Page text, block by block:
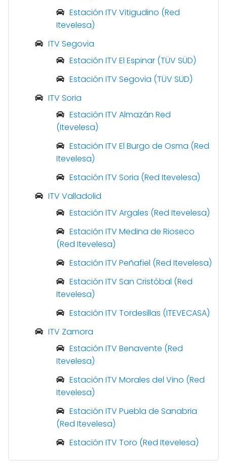
Estación ITV Vitigudino (Red
Itevelesa)
ITV Segovia
Estación ITV El Espinar (TÜV SÜD)
Estación ITV Segovia (TÜV SÜD)
ITV Soria
Estación ITV Almazán Red
(Itevelesa)
Estación ITV El Burgo de Osma (Red
Itevelesa)
Estación ITV Soria (Red Itevelesa)
ITV Valladolid
Estación ITV Argales (Red Itevelesa)
Estación ITV Medina de Rioseco
(Red Itevelesa)
Estación ITV Peñafiel (Red Itevelesa)
Estación ITV San Cristóbal (Red
Itevelesa)
Estación ITV Tordesillas (ITEVECASA)
ITV Zamora
Estación ITV Benavente (Red
Itevelesa)
Estación ITV Morales del Vino (Red
Itevelesa)
Estación ITV Puebla de Sanabria
(Red Itevelesa)
Estación ITV Toro (Red Itevelesa)